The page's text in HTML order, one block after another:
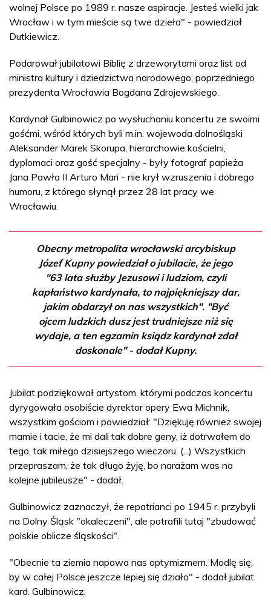
wolnej Polsce po 1989 r. nasze aspiracje. Jesteś wielki jak
Wrocław i w tym mieście są twe dzieła" - powiedział
Dutkiewicz.
Podarował jubilatowi Biblię z drzeworytami oraz list od
ministra kultury i dziedzictwa narodowego, poprzedniego
prezydenta Wrocławia Bogdana Zdrojewskiego.
Kardynał Gulbinowicz po wysłuchaniu koncertu ze swoimi
gośćmi, wśród których byli m.in. wojewoda dolnośląski
Aleksander Marek Skorupa, hierarchowie kościelni,
dyplomaci oraz gość specjalny - były fotograf papieża
Jana Pawła II Arturo Mari - nie krył wzruszenia i dobrego
humoru, z którego słynął przez 28 lat pracy we
Wrocławiu.
Obecny metropolita wrocławski arcybiskup
Józef Kupny powiedział o jubilacie, że jego
"63 lata służby Jezusowi i ludziom, czyli
kapłaństwo kardynała, to najpiękniejszy dar,
jakim obdarzył on nas wszystkich". "Być
ojcem ludzkich dusz jest trudniejsze niż się
wydaje, a ten egzamin ksiądz kardynał zdał
doskonale" - dodał Kupny.
Jubilat podziękował artystom, którymi podczas koncertu
dyrygowała osobiście dyrektor opery Ewa Michnik,
wszystkim gościom i powiedział: "Dziękuję również swojej
mamie i tacie, że mi dali tak dobre geny, iż dotrwałem do
tego, tak miłego dzisiejszego wieczoru. (...) Wszystkich
przepraszam, że tak długo żyję, bo narażam was na
kolejne jubileusze" - dodał.
Gulbinowicz zaznaczył, że repatrianci po 1945 r. przybyli
na Dolny Śląsk "okaleczeni", ale potrafili tutaj "zbudować
polskie oblicze śląskości".
"Obecnie ta ziemia napawa nas optymizmem. Modlę się,
by w całej Polsce jeszcze lepiej się działo" - dodał jubilat
kard. Gulbinowicz.